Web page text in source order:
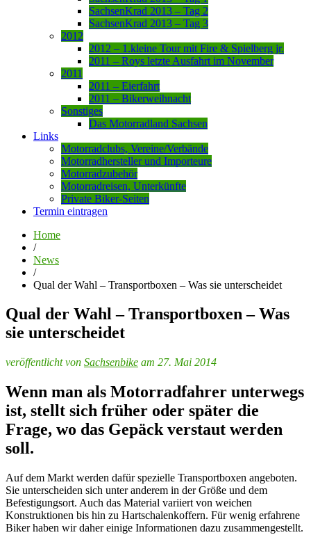
SachsenKrad 2013 – Tag 2
SachsenKrad 2013 – Tag 3
2012
2012 – 1.kleine Tour mit Fire & Spielberg jr.
2011 – Roys letzte Ausfahrt im November
2011
2011 – Eierfahrt
2011 – Bikerweihnacht
Sonstiges
Das Motorradland Sachsen
Links
Motorradclubs, Vereine/Verbände
Motorradhersteller und Importeure
Motorradzubehör
Motorradreisen, Unterkünfte
Private Biker-Seiten
Termin eintragen
Home
/
News
/
Qual der Wahl – Transportboxen – Was sie unterscheidet
Qual der Wahl – Transportboxen – Was
sie unterscheidet
veröffentlicht von Sachsenbike am 27. Mai 2014
Wenn man als Motorradfahrer unterwegs
ist, stellt sich früher oder später die
Frage, wo das Gepäck verstaut werden
soll.
Auf dem Markt werden dafür spezielle Transportboxen angeboten.
Sie unterscheiden sich unter anderem in der Größe und dem
Befestigungsort. Auch das Material variiert von weichen
Konstruktionen bis hin zu Hartschalenkoffern. Für wenig erfahrene
Biker haben wir daher einige Informationen dazu zusammengestellt.